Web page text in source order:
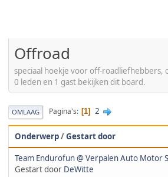
Offroad
speciaal hoekje voor off-roadliefhebbers,
0 leden en 1 gast bekijken dit board.
OMLAAG Pagina's 1 2
Onderwerp/Gestart door
Team Endurofun @ Verpalen Auto Motor
Gestart door DeWitte